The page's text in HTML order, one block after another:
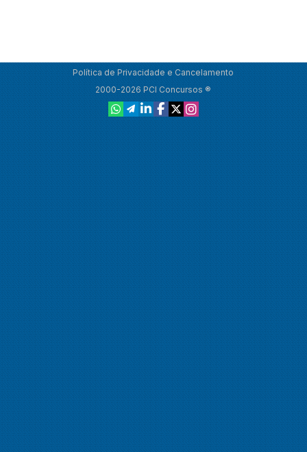
Política de Privacidade e Cancelamento
2000-2026 PCI Concursos ®